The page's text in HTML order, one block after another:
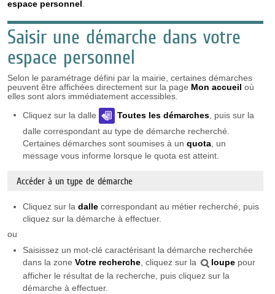
espace personnel
Saisir une démarche dans votre
espace personnel
Selon le paramétrage défini par la mairie, certaines démarches
peuvent être affichées directement sur la page Mon accueil où
elles sont alors immédiatement accessibles.
Cliquez sur la dalle
Toutes les démarches, puis sur la
dalle correspondant au type de démarche recherché.
Certaines démarches sont soumises à un quota, un
message vous informe lorsque le quota est atteint.
Accéder à un type de démarche
Cliquez sur la dallecorrespondant au métier recherché, puis
cliquez sur la démarche à effectuer.
ou
Saisissez un mot-clé caractérisant la démarche recherchée
dans la zone Votre recherche, cliquez sur la loupepour
afficher le résultat de la recherche, puis cliquez sur la
démarche à effectuer.